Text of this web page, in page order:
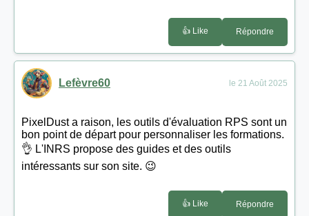
👍 Like Répondre
Lefèvre60 le 21 Août 2025
PixelDust a raison, les outils d'évaluation RPS sont un
bon point de départ pour personnaliser les formations.
👌 L'INRS propose des guides et des outils
intéressants sur son site. 😉
👍 Like Répondre